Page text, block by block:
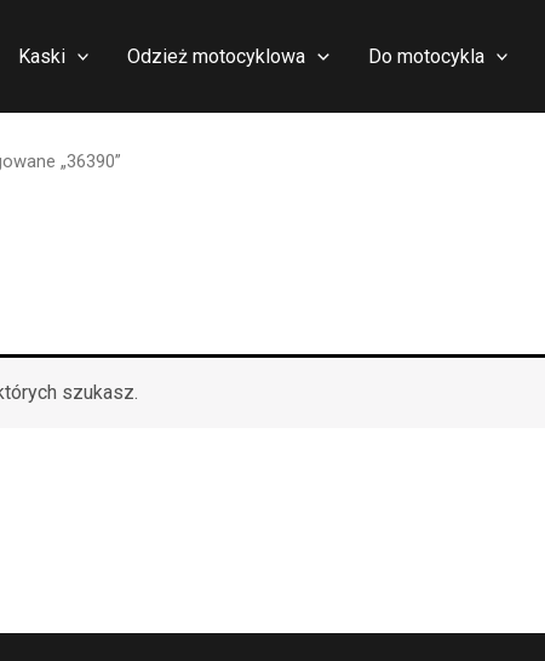
Kaski Odzież motocyklowa Do motocykla
„36390”
szukasz.